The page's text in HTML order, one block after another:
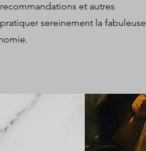
et autres
sereinement la fabuleuse